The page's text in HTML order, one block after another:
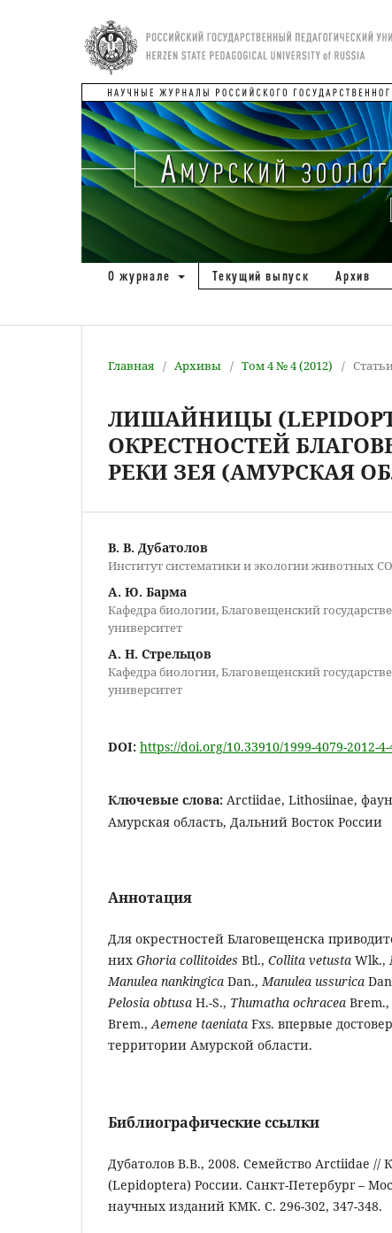
О журнале Текущий выпуск Архив
Главная / Архивы / Том 4 № 4 (2012) /
ЛИШАЙНИЦЫ
ОКРЕСТНОСТЕЙ
РЕКИ ЗЕЯ (АМУРСКАЯ
В. В. Дубатолов
Институт систематики и экологии животных
А. Ю. Барма
Кафедра биологии, Благовещенский
университет
А. Н. Стрельцов
Кафедра биологии, Благовещенский
университет
DOI: https://doi.org/10.33910/1999-4079-2012-4-
Ключевые слова: Arctiidae, Lithosiinae,
Амурская область, Дальний Восток России
Аннотация
Для окрестностей Благовещенска
них Ghoria collitoides Btl., Collita vetusta Wlk.,
Manulea nankingica Dan.,Manulea ussurica
Pelosia obtusa H.-S., Thumatha ochracea Brem.,
Brem.,Aemene taeniata Fxs. впервые
территории Амурской области.
Библиографические ссылки
Дубатолов В.В., 2008. Семейство Arctiidae
(Lepidoptera) России. Санкт-Петербург –
научных изданий КМК. С. 296-302, 347-348.